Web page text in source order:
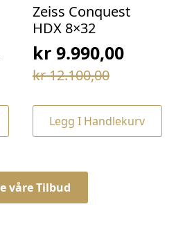
Zeiss Conquest
HDX 8×32
kr12.100,00
Opprinnelig
var:
kr 12.100,00.
kr9.990,00
Nåværende
er:
kr 9.990,00.
Legg I Handlekurv
våre Tilbud